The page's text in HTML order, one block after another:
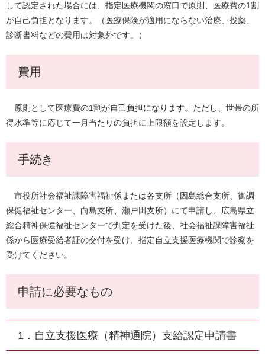
して認定された場合には、指定医療機関の窓口で原則、医療費の1割
が自己負担となります。（医療保険が適用にならない治療、投薬、
診断書料などの費用は対象外です。）
費用
原則として医療費の1割が自己負担になります。ただし、世帯の所
得水準等に応じて一月当たりの負担に上限額を設定します。
手続き
市役所社会福祉課障害福祉係または各支所（因島総合支所、御調
保健福祉センター、向島支所、瀬戸田支所）にて申請し、広島県立
総合精神保健福祉センターで判定を受けた後、社会福祉課障害福祉
係から医療受給者証の交付を受け、指定自立支援医療機関で診察を
受けてください。
申請に必要なもの
1．自立支援医療（精神通院）支給認定申請書